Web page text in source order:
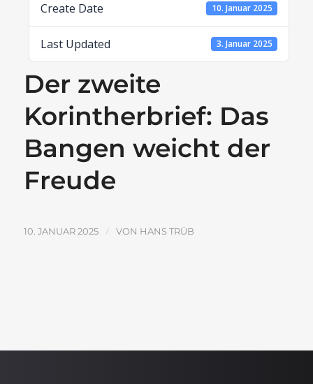
Create Date 10. Januar 2025
Last Updated 3. Januar 2025
Der zweite
Korintherbrief: Das
Bangen weicht der
Freude
10. JANUAR 2025 / VON HANS TRÜB